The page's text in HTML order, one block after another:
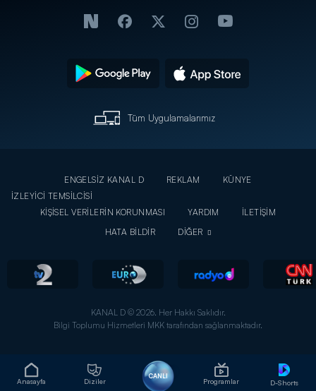
Anasayfa Diziler
CANLI
Programlar D-Shorts
Tüm Uygulamalarımız
ENGELSİZ KANAL D REKLAM
KÜNYE
İZLEYİCİ TEMSİLCİSİ
KİŞİSEL VERİLERİN KORUNMASI
YARDIM
İLETİŞİM
HATA BİLDİR
DİĞER
KANAL D © 2026. Her Hakkı Saklıdır.
Bilgi Toplumu Hizmetleri MKK tarafından sağlanmaktadır.